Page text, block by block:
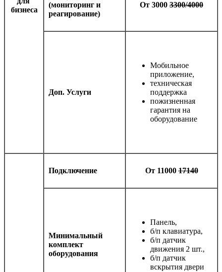
бизнеса
(мониторинг и
реагирование)
От 3000 3300/4000
Доп. Услуги
Мобильное
приложение,
техническая
поддержка
пожизненная
гарантия на
оборудование
Подключение От 1100017140
Минимальный
комплект
оборудования
Панель,
б/п клавиатура,
б/п датчик
движения 2 шт.,
б/п датчик
вскрытия двери